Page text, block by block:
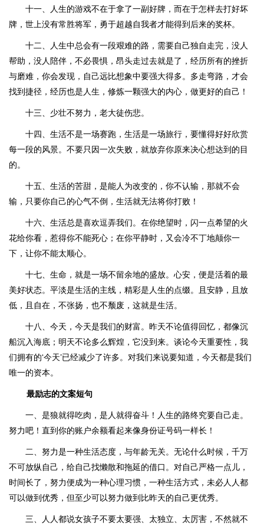
十一、人生的游戏不在于拿了一副好牌，而在于怎样去打好坏
牌，世上没有常胜将军，勇于超越自我者才能得到后来的奖杯。
十二、人生中总会有一段艰难的路，需要自己独自走完，没人
帮助，没人陪伴，不必畏惧，昂头走过去就是了，经历所有的挫折
与磨难，你会发现，自己远比想象中要强大得多。多走弯路，才会
找到捷径，经历也是人生，修炼一颗强大的内心，做更好的自己！
十三、少壮不努力，老大徒伤悲。
十四、生活不是一场赛跑，生活是一场旅行，要懂得好好欣赏
每一段的风景。不要只因一次失败，就放弃你原来决心想达到的目
的。
十五、生活的苦甜，是能人为改变的，你不认输，那就不会
输，只要你自己的心气不倒，生活就无法将你打败！
十六、生活总是喜欢逗弄我们。在你绝望时，闪一点希望的火
花给你看，惹得你不能死心；在你平静时，又会冷不丁地颠你一
下，让你不能太顺心。
十七、生命，就是一场不留余地的盛放。心安，便是活着的最
美好状态。平淡是生活的主线，精彩是人生的点缀。且安静，且放
低，且自在，不张扬，也不颓废，这就是生活。
十八、今天，今天是我们的财富。昨天不论值得回忆，都像沉
船沉入海底；明天不论多么辉煌，它没到来。谈论今天重要性，我
们拥有的‘今天’已经减少了许多。对我们来说要知道，今天都是我们
唯一的资本。
最励志的文案短句
一、是狼就得吃肉，是人就得奋斗！人生的路终究要自己走。
努力吧！直到你的账户余额看起来像身份证号码一样长！
二、努力是一种生活态度，与年龄无关。无论什么时候，千万
不可放纵自己，给自己找懒散和拖延的借口。对自己严格一点儿，
时间长了，努力便成为一种心理习惯，一种生活方式，未必人人都
可以做到优秀，但至少可以努力做到比昨天的自己更优秀。
三、人人都说女孩子不要太要强、太独立、太厉害，不然就不